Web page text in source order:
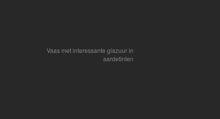
Vaas met interessante glazuur in
aardetinten